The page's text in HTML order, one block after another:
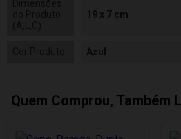
19 x 7 cm
Azul
Quem Comprou, Também